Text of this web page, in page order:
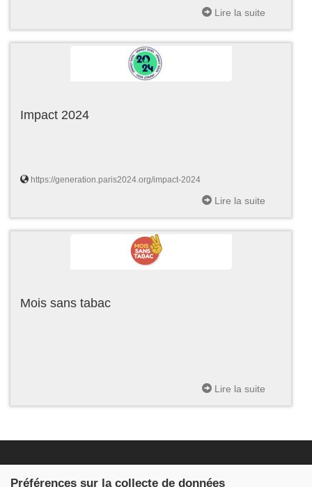
Lire la suite
Impact 2024
https://generation.paris2024.org/impact-2024
Lire la suite
Mois sans tabac
Lire la suite
Préférences sur la collecte de données